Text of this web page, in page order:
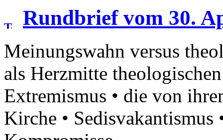
Rundbrief vom 30.
Meinungswahn versus
als Herzmitte
Extremismus • die von
Kirche • Sedisvakantismus